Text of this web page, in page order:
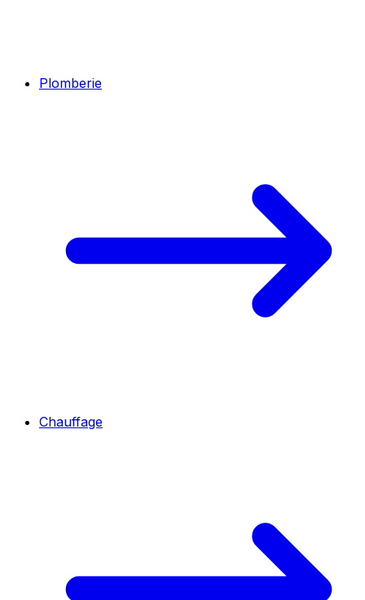
Plomberie
Chauffage